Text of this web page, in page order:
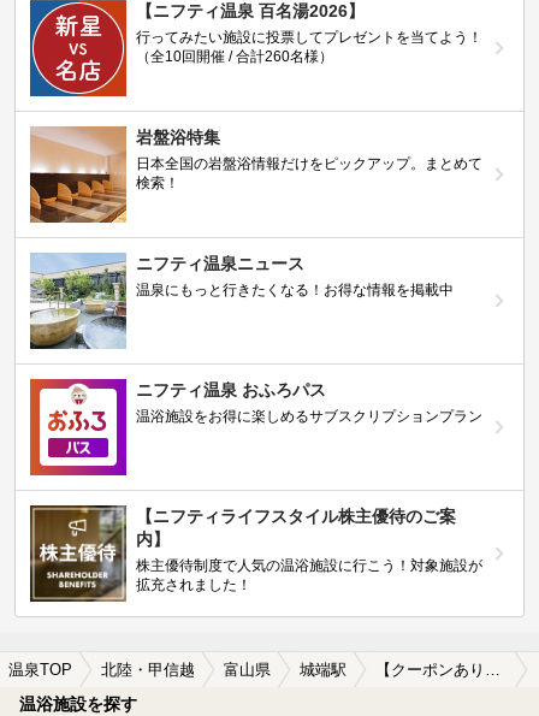
【ニフティ温泉 百名湯2026】
行ってみたい施設に投票してプレゼントを当てよう！
（全10回開催 / 合計260名様）
岩盤浴特集
日本全国の岩盤浴情報だけをピックアップ。まとめて
検索！
ニフティ温泉ニュース
温泉にもっと行きたくなる！お得な情報を掲載中
ニフティ温泉 おふろパス
温浴施設をお得に楽しめるサブスクリプションプラン
【ニフティライフスタイル株主優待のご案
内】
株主優待制度で人気の温浴施設に行こう！対象施設が
拡充されました！
温泉TOP 北陸・甲信越 富山県 城端駅 【クーポンあり】カップルにおすすめの城端駅近くの温泉、日帰り温泉、スーパー銭湯おすすめ
温浴施設を探す